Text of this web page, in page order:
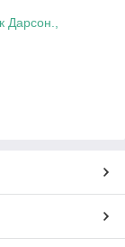
Дарсон.,